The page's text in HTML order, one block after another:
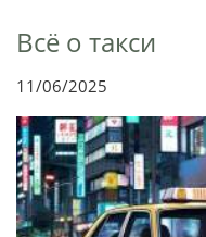
Всё о такси
11/06/2025